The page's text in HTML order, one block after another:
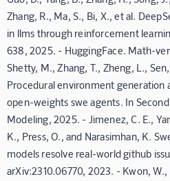
Zhang, R., Ma, S., Bi, X., et al.
in llms through reinforcement
638, 2025. - HuggingFace. Math-
Shetty, M., Zhang, T., Zheng, L.,
Procedural environment generation
open-weights swe agents. In
Modeling, 2025. - Jimenez, C. E.,
K., Press, O., and Narasimhan, K.
models resolve real-world github
arXiv:2310.06770, 2023. - Kwon, W.,